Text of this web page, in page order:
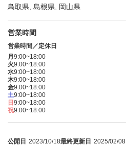
鳥取県, 島根県, 岡山県
営業時間
営業時間／定休日
月 9:00~18:00
火9:00~18:00
水9:00~18:00
木9:00~18:00
金9:00~18:00
土9:00~18:00
日 9:00~18:00
祝9:00~18:00
公開日 2023/10/18最終更新日 2025/02/08